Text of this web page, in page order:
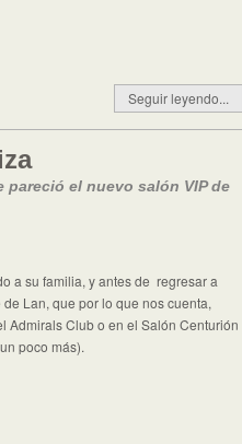
Seguir leyendo...
el nuevo salón VIP de
a su familia, y antes de regresar a
Lan, que por lo que nos cuenta,
Admirals Club o en el Salón Centurión
poco más).